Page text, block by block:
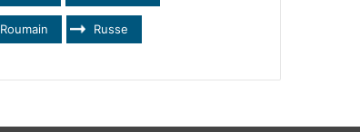
Roumain Russe